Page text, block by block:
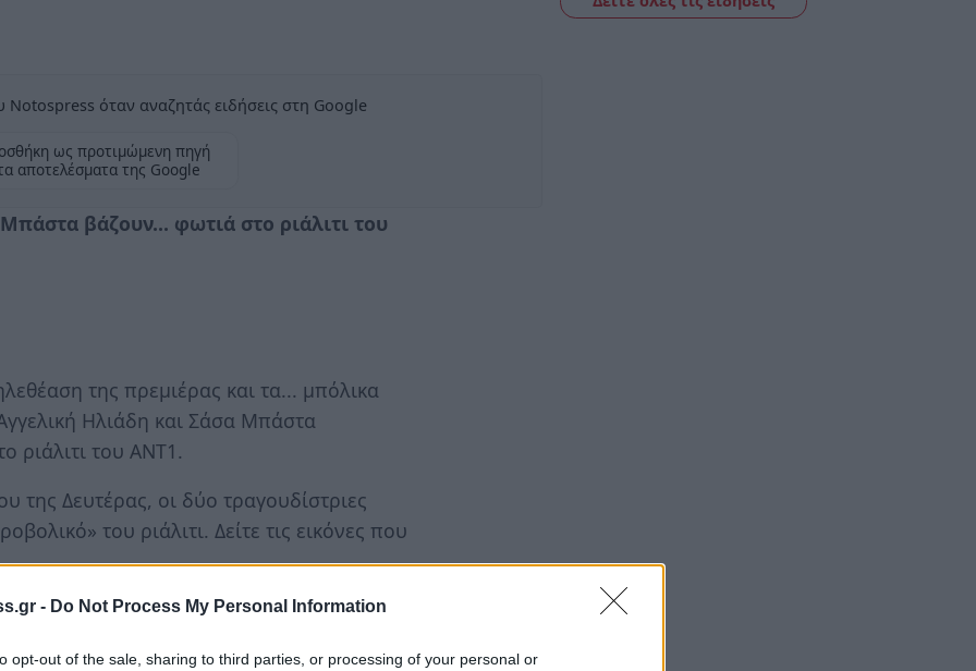
- Do Not Process My Personal Information
opt-out of the sale, sharing to third parties, or processing of your personal or
όταν αναζητάς ειδήσεις στη Google
ως προτιμώμενη πηγή
αποτελέσματα της Google
βάζουν... φωτιά στο ριάλιτι του
της πρεμιέρας και τα... μπόλικα
Ηλιάδη και Σάσα Μπάστα
ριάλιτι του ANT1.
Δευτέρας, οι δύο τραγουδίστριες
του ριάλιτι. Δείτε τις εικόνες που